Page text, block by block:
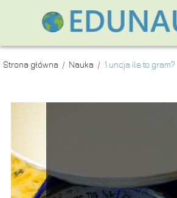
Strona główna / Nauka / 1 uncja ile to gram?